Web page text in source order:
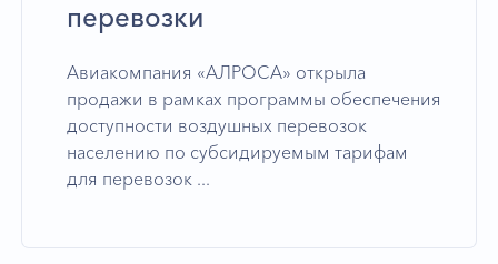
перевозки
Авиакомпания «АЛРОСА» открыла
продажи в рамках программы обеспечения
доступности воздушных перевозок
населению по субсидируемым тарифам
для перевозок ...